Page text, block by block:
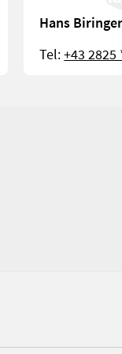
Hans Biringer
Tel:+43